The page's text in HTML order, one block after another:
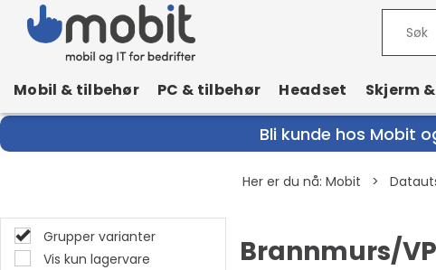
Mobil & tilbehør PC & tilbehør Headset Skjerm
Bli kunde hos Mobit
Her er du nå: Mobit >
Grupper varianter
Vis kun lagervare
Brannmurs/